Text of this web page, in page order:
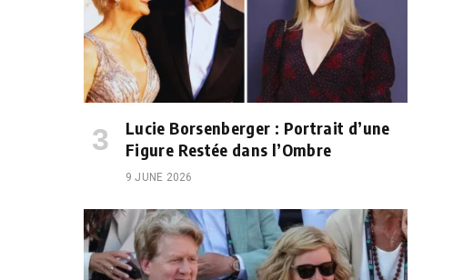
Lucie Borsenberger : Portrait d’une
Figure Restée dans l’Ombre
9 JUNE 2026